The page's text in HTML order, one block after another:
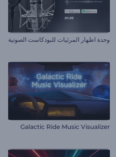
وحدة اظهار المرئيات للبودكاست الصوتية
Galactic Ride Music Visualizer